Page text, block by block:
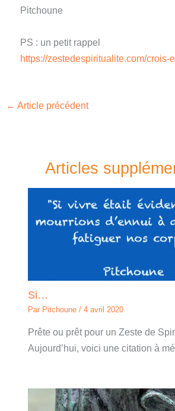
Pitchoune
PS : un petit rappel
https://zestedespiritualite.com/crois-
← Article précédent
Articles
Si…
Par Pitchoune/4 avril 2020
Prête ou prêt pour un Zeste de
Aujourd’hui, voici une citation à